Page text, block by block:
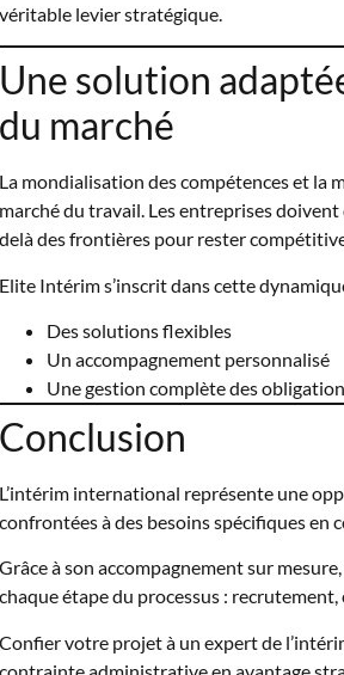
véritable levier stratégique.
Une solution
du marché
La mondialisation des compétences et
marché du travail. Les entreprises
delà des frontières pour rester
Elite Intérim s’inscrit dans cette
Des solutions flexibles
Un accompagnement personnalisé
Une gestion complète des
Conclusion
L’intérim international représente une
confrontées à des besoins spécifiques en
Grâce à son accompagnement sur mesure,
chaque étape du processus :
Confier votre projet à un expert de